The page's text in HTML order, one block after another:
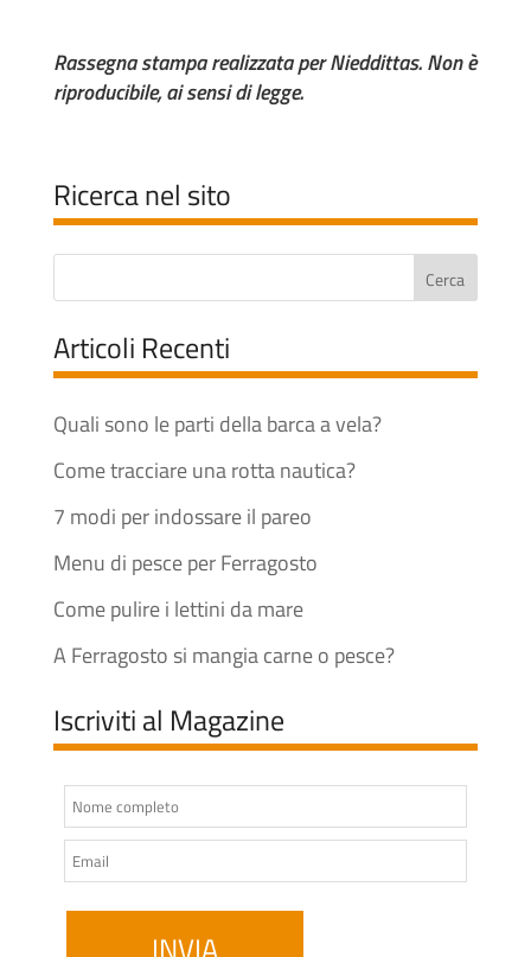
Rassegna stampa realizzata per Nieddittas. Non è
riproducibile, ai sensi di legge.
Ricerca nel sito
Articoli Recenti
Quali sono le parti della barca a vela?
Come tracciare una rotta nautica?
7 modi per indossare il pareo
Menu di pesce per Ferragosto
Come pulire i lettini da mare
A Ferragosto si mangia carne o pesce?
Iscriviti al Magazine